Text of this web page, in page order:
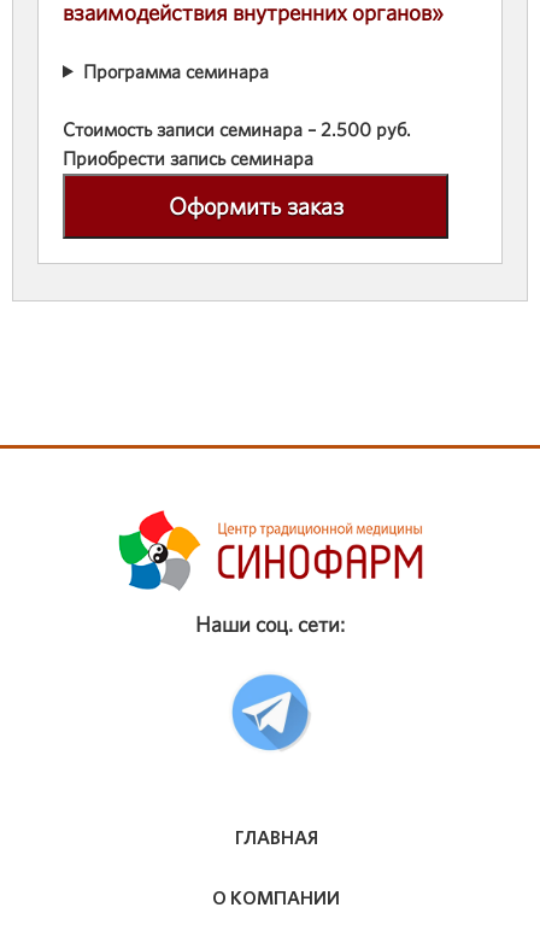
взаимодействия внутренних органов»
Программа семинара
Стоимость записи семинара – 2.500 руб.
Приобрести запись семинара
Оформить заказ
Наши соц. сети:
ГЛАВНАЯ
О КОМПАНИИ